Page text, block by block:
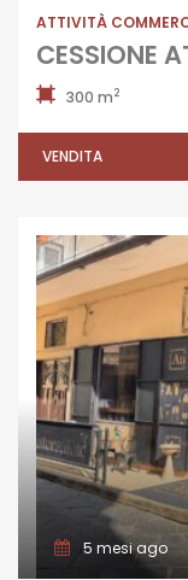
ATTIVITÀ
300 m2
VENDITA
5 mesi ago